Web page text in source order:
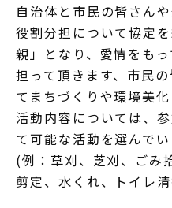
自治体と市民の皆さん
役割分担について協定
親」となり、愛情をも
担って頂きます、市民
てまちづくりや環境美化
活動内容については、
て可能な活動を選んでい
(例：草刈、芝刈、ごみ
剪定、水くれ、トイレ